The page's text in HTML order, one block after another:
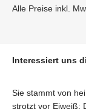
Alle Preise inkl.
Interessiert uns
Sie stammt von
strotzt vor Eiweiß: